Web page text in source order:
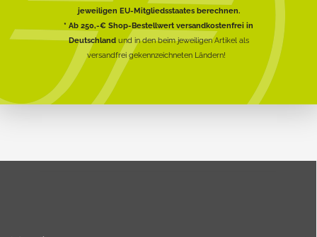
jeweiligen EU-Mitgliedsstaates berechnen.
* Ab 250,-€ Shop-Bestellwert versandkostenfrei in
Deutschlandund in den beim jeweiligen Artikel als
versandfrei gekennzeichneten Ländern!